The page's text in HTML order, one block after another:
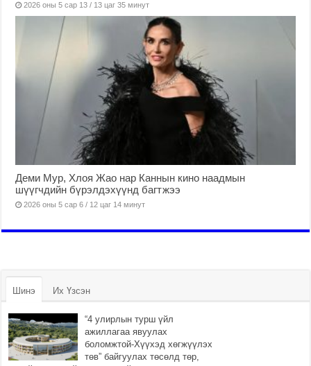
2026 оны 5 сар 13 / 13 цаг 35 минут
Деми Мур, Хлоя Жао нар Каннын кино наадмын
шүүгчдийн бүрэлдэхүүнд багтжээ
2026 оны 5 сар 6 / 12 цаг 14 минут
Шинэ Их Үзсэн
“4 улирлын турш үйл
ажиллагаа явуулах
боломжтой-Хүүхэд хөгжүүлэх
төв” байгуулах төсөлд төр,